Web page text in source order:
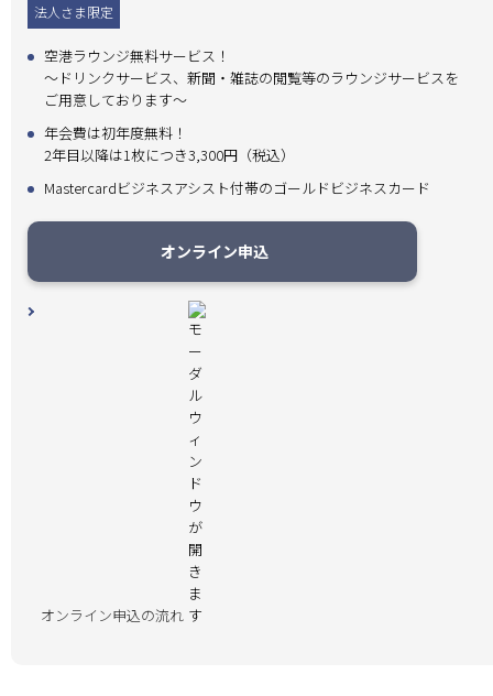
法人さま限定
空港ラウンジ無料サービス！
～ドリンクサービス、新聞・雑誌の閲覧等のラウンジサービスを
ご用意しております～
年会費は初年度無料！
2年目以降は1枚につき3,300円（税込）
Mastercardビジネスアシスト付帯のゴールドビジネスカード
オンライン申込
オンライン申込の流れ